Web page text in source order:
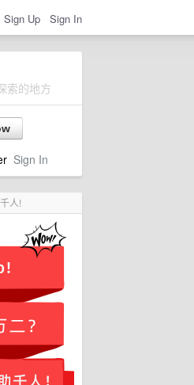
Sign Up Sign In
索的地方
Sign In
人!